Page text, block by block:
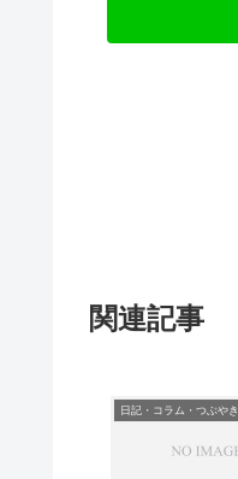
関連記事
日記・コラム・つぶやき